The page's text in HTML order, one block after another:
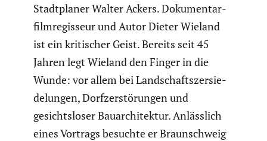
Stadt­planer Walter Ackers. Dokumen­tar­
film­re­gis­seur und Autor Dieter Wieland
ist ein kriti­scher Geist. Bereits seit 45
Jahren legt Wieland den Finger in die
Wunde: vor allem bei Landschafts­zer­sie­
de­lungen, Dorfzer­stö­rungen und
gesichts­loser Bauar­chi­tektur. Anläss­lich
eines Vortrags besuchte er Braun­schweig